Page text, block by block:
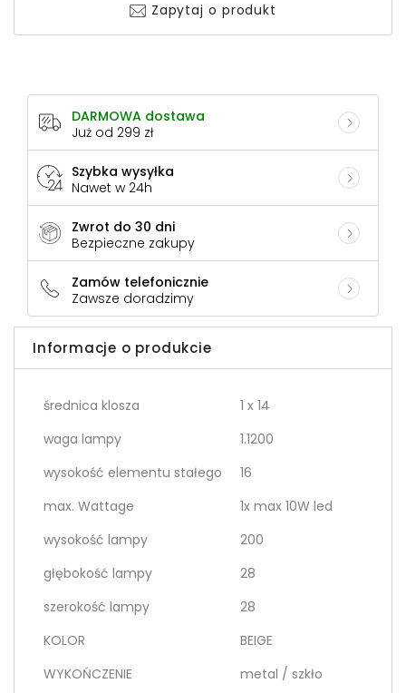
Zapytaj o produkt
DARMOWA dostawa
Już od 299 zł
Szybka wysyłka
Nawet w 24h
Zwrot do 30 dni
Bezpieczne zakupy
Zamów telefonicznie
Zawsze doradzimy
Informacje o produkcie
średnica klosza
1 x 14
waga lampy
1.1200
wysokość elementu stałego
16
max. Wattage
1x max 10W led
wysokość lampy
200
głębokość lampy
28
szerokość lampy
28
KOLOR
BEIGE
WYKOŃCZENIE
metal / szkło